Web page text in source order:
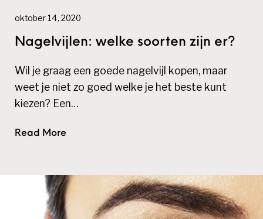
oktober 14, 2020
Nagelvijlen: welke soorten zijn er?
Wil je graag een goede nagelvijl kopen, maar
weet je niet zo goed welke je het beste kunt
kiezen? Een…
Read More